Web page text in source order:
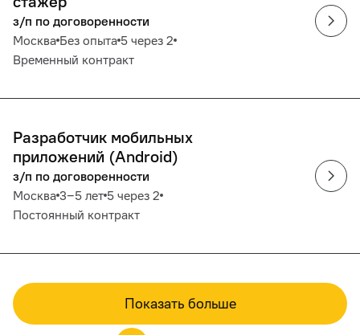
з/п по договоренности
Москва Без опыта 5 через 2
Временный контракт
Разработчик мобильных
приложений (Android)
з/п по договоренности
Москва 3‒5 лет 5 через 2
Постоянный контракт
Показать больше